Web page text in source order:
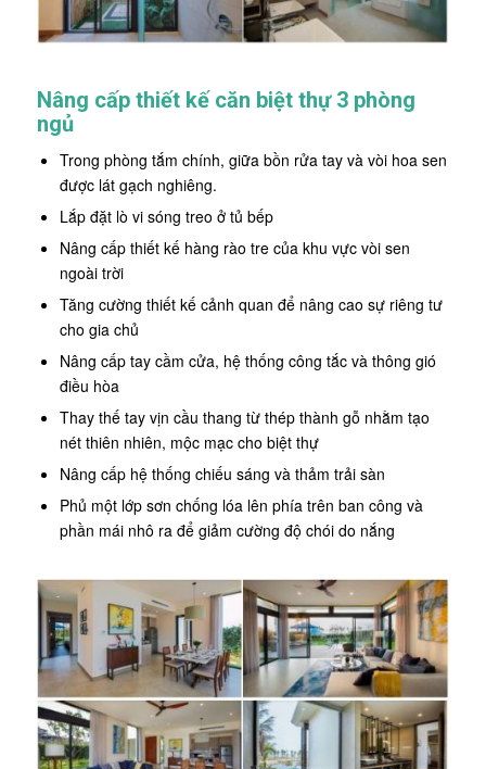
Nâng cấp thiết kế căn biệt thự 3 phòng
ngủ
Trong phòng tắm chính, giữa bồn rửa tay và vòi hoa sen
được lát gạch nghiêng.
Lắp đặt lò vi sóng treo ở tủ bếp
Nâng cấp thiết kế hàng rào tre của khu vực vòi sen
ngoài trời
Tăng cường thiết kế cảnh quan để nâng cao sự riêng tư
cho gia chủ
Nâng cấp tay cầm cửa, hệ thống công tắc và thông gió
điều hòa
Thay thế tay vịn cầu thang từ thép thành gỗ nhằm tạo
nét thiên nhiên, mộc mạc cho biệt thự
Nâng cấp hệ thống chiếu sáng và thảm trải sàn
Phủ một lớp sơn chống lóa lên phía trên ban công và
phần mái nhô ra để giảm cường độ chói do nắng